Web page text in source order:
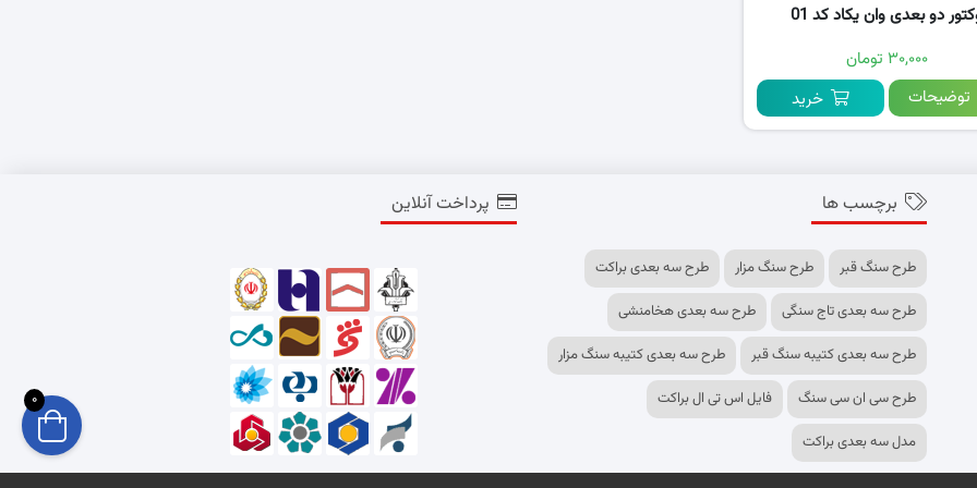
دو بعدی وان یکاد کد 01
۳۰,۰۰۰ تومان
توضیحات
خرید
برچسب ها
طرح سنگ قبر طرح سنگ مزار
طرح سه بعدی براکت
طرح سه بعدی تاج سنگی
طرح سه بعدی هخامنشی
طرح سه بعدی کتیبه سنگ قبر
طرح سه بعدی کتیبه سنگ مزار
طرح سی ان سی سنگ
فایل اس تی ال براکت
مدل سه بعدی براکت
پرداخت آنلاین
0